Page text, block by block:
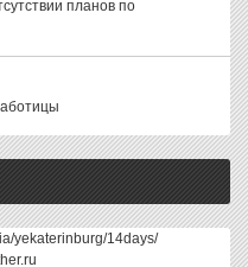
планов по
yekaterinburg/14days/